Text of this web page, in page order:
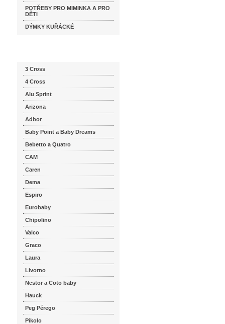
POTŘEBY PRO MIMINKA A PRO
DĚTI
DÝMKY KUŘÁCKÉ
3 Cross
4 Cross
Alu Sprint
Arizona
Adbor
Baby Point a Baby Dreams
Bebetto a Quatro
CAM
Caren
Dema
Espiro
Eurobaby
Chipolino
Valco
Graco
Laura
Livorno
Nestor a Coto baby
Hauck
Peg Pérego
Pikolo